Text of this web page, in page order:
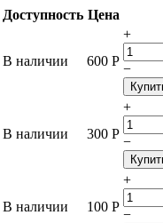
Доступность Цена
В наличии 600 Р
+
−
В наличии 300 Р
+
−
В наличии 100 Р
+
−